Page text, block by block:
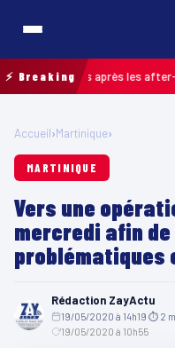
⚡ Breaking
ramassés après les after-yoles
Accueil›Martinique›
MARTINIQUE
Vers une
mercredi afin
problématiques
Rédaction ZayActu
19/05/2020 à 14h19 ⏱ 2
19/05/2020 à 10h55